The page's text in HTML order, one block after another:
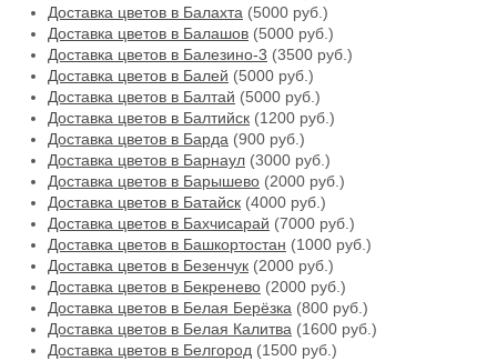
Доставка цветов в Балахта (5000 руб.)
Доставка цветов в Балашов (5000 руб.)
Доставка цветов в Балезино-3 (3500 руб.)
Доставка цветов в Балей (5000 руб.)
Доставка цветов в Балтай (5000 руб.)
Доставка цветов в Балтийск (1200 руб.)
Доставка цветов в Барда (900 руб.)
Доставка цветов в Барнаул (3000 руб.)
Доставка цветов в Барышево (2000 руб.)
Доставка цветов в Батайск (4000 руб.)
Доставка цветов в Бахчисарай (7000 руб.)
Доставка цветов в Башкортостан (1000 руб.)
Доставка цветов в Безенчук (2000 руб.)
Доставка цветов в Бекренево (2000 руб.)
Доставка цветов в Белая Берёзка (800 руб.)
Доставка цветов в Белая Калитва (1600 руб.)
Доставка цветов в Белгород (1500 руб.)